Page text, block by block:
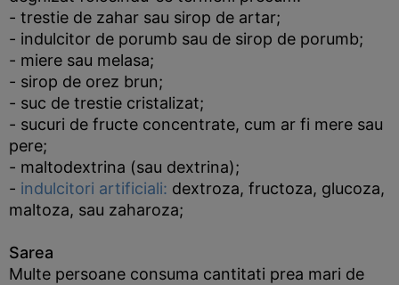
- trestie de zahar sau sirop de artar;
- indulcitor de porumb sau de sirop de porumb;
- miere sau melasa;
- sirop de orez brun;
- suc de trestie cristalizat;
- sucuri de fructe concentrate, cum ar fi mere sau
pere;
- maltodextrina (sau dextrina);
- indulcitori artificiali: dextroza, fructoza, glucoza,
maltoza, sau zaharoza;
Sarea
Multe persoane consuma cantitati prea mari de